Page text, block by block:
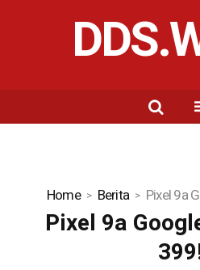
Home Berita Pixel 9a
Pixel 9a